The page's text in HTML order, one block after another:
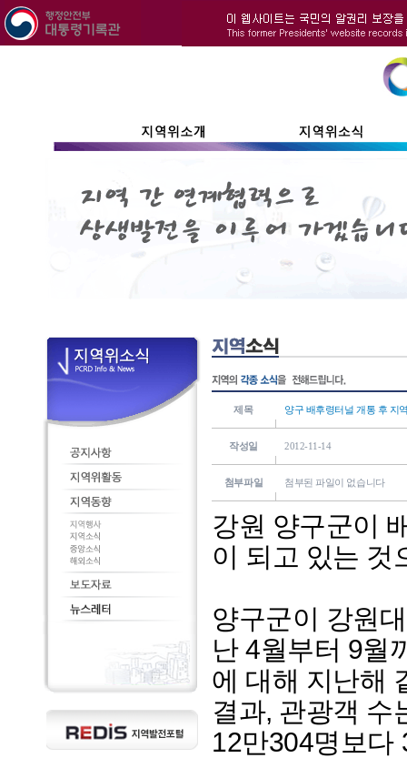
제목 양구 배후령터널 개통 후 지
작성일 2012-11-14
첨부파일 첨부된 파일이 없습니다
강원 양구군이
이 되고 있는 것
양구군이 강원
난 4월부터 9월
에 대해 지난해
결과, 관광객 수
12만304명보다